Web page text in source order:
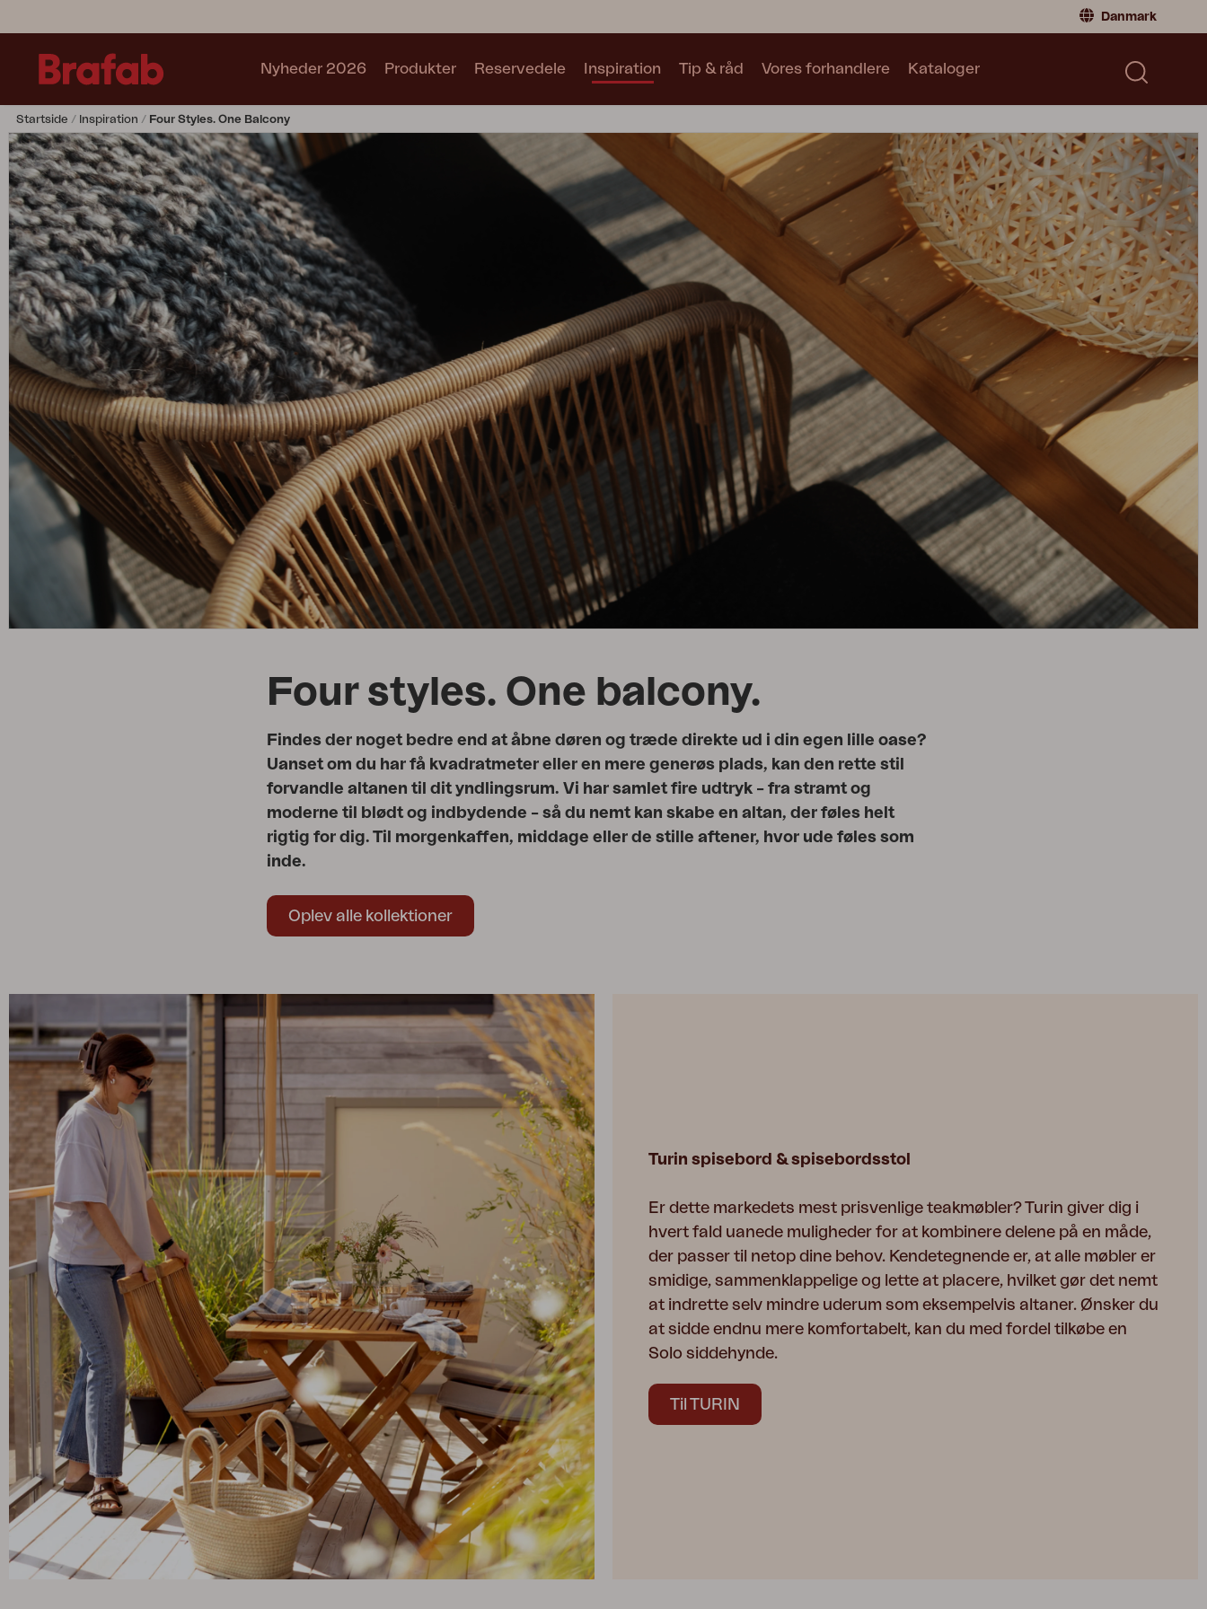
Danmark
Sverige| Sweden
Global| Global
Tyskland|Germany
Frankrig | France
Skift til forhandler
Nyheder 2026 Produkter
Produkter
Café sets
Sofa
Lænestol
Stol
Bord
Udekøkken
Solseng
Relax
Hængesofa
Parasol
Pavillion
Tilbehør
Hynde
Opbevaring
Møbelovertræk
Vedligeholdelsesprodukter
Sæt
Samlinger
Se alle samlinger
Peace Grower Greens Lomma
Delia
Kataloger
Reservedele Inspiration Tip & råd Vores forhandlere Kataloger
Startside Inspiration Four Styles. One Balcony
Four styles. One balcony.
Findes der noget bedre end at åbne døren og træde direkte ud i din egen lille oase?
Uanset om du har få kvadratmeter eller en mere generøs plads, kan den rette stil
forvandle altanen til dit yndlingsrum. Vi har samlet fire udtryk – fra stramt og
moderne til blødt og indbydende – så du nemt kan skabe en altan, der føles helt
rigtig for dig. Til morgenkaffen, middage eller de stille aftener, hvor ude føles som
inde.
Oplev alle kollektioner
Turin spisebord & spisebordsstol
Er dette markedets mest prisvenlige teakmøbler? Turin giver dig i
hvert fald uanede muligheder for at kombinere delene på en måde,
der passer til netop dine behov. Kendetegnende er, at alle møbler er
smidige, sammenklappelige og lette at placere, hvilket gør det nemt
at indrette selv mindre uderum som eksempelvis altaner. Ønsker du
at sidde endnu mere komfortabelt, kan du med fordel tilkøbe en
Solo siddehynde.
Til TURIN